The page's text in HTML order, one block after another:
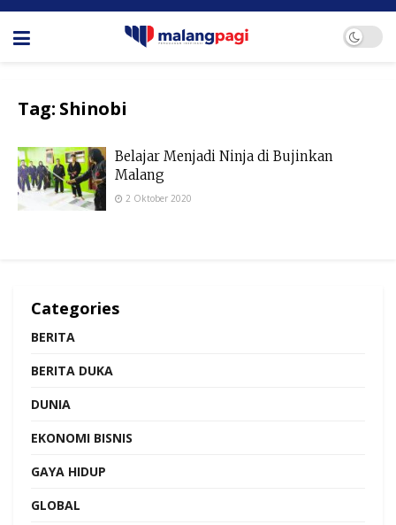
Tag: Shinobi
Belajar Menjadi Ninja di Bujinkan
Malang
2 Oktober 2020
Categories
BERITA
BERITA DUKA
DUNIA
EKONOMI BISNIS
GAYA HIDUP
GLOBAL